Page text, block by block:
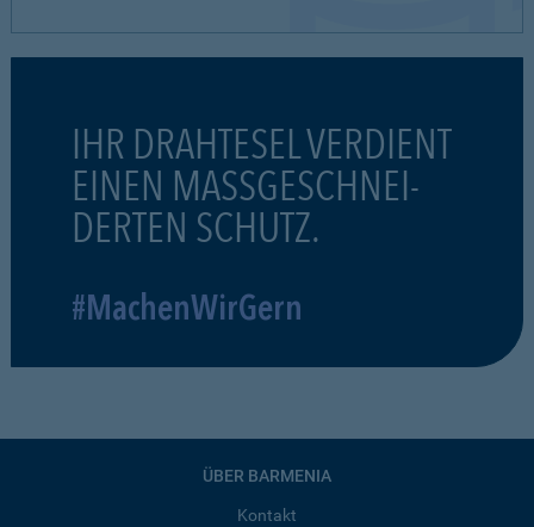
IHR DRAHTESEL VERDIENT
EINEN MASSGESCHNEI-
DERTEN SCHUTZ.
#MachenWirGern
ÜBER BARMENIA
Kontakt